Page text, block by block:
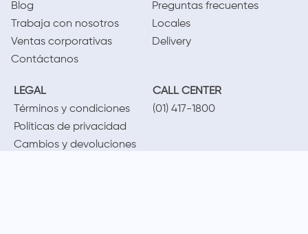
Blog
Trabaja con nosotros
Ventas corporativas
Contáctanos
Preguntas frecuentes
Locales
Delivery
LEGAL
Términos y condiciones
Políticas de privacidad
Cambios y devoluciones
CALL CENTER
(01) 417-1800